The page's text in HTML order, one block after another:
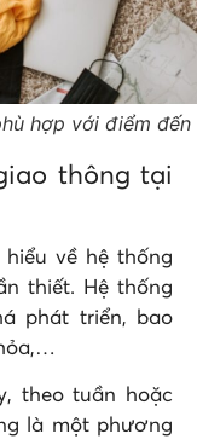
hợp với điểm đến
thông tại
về hệ thống
thiết. Hệ thống
phát triển, bao
theo tuần hoặc
là một phương